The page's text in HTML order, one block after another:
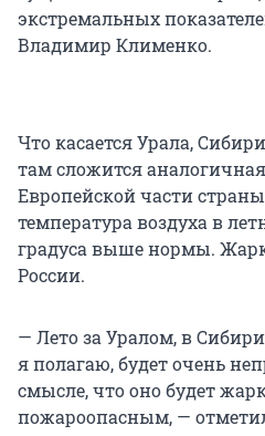
экстремальных
Владимир Клименко.
Что касается Урала,
там сложится
Европейской части
температура воздуха в
градуса выше нормы.
России.
— Лето за Уралом, в
я полагаю, будет очень
смысле, что оно будет
пожароопасным, —